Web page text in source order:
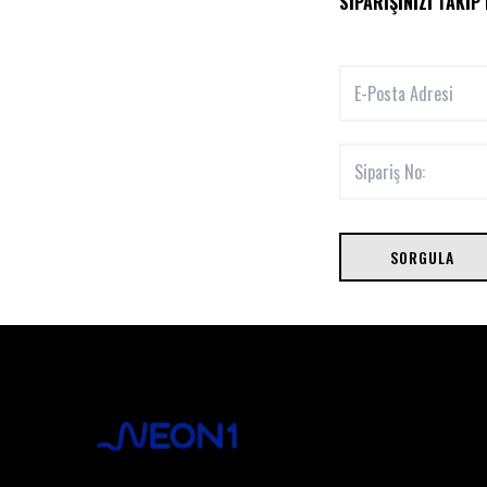
SORGULA